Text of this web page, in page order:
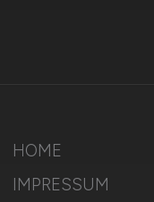
HOME
IMPRESSUM